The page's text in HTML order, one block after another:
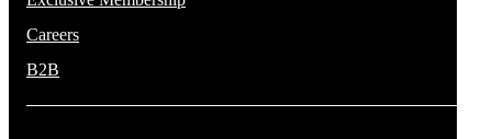
Careers
B2B